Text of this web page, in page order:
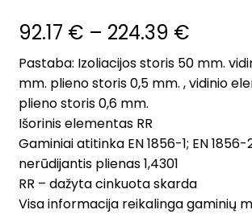
92.17 € – 224.39 €
Pastaba: Izoliacijos storis 50 mm.
mm. plieno storis 0,5 mm. , vidinio
plieno storis 0,6 mm.
Išorinis elementas RR
Gaminiai atitinka EN 1856-1; EN
nerūdijantis plienas 1,4301
RR – dažyta cinkuota skarda
Visa informacija reikalinga gaminių